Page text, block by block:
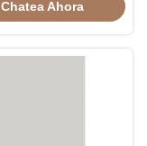
ondas resistente
Chatea Ahora